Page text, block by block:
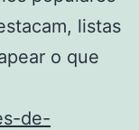
listas
o que
de-